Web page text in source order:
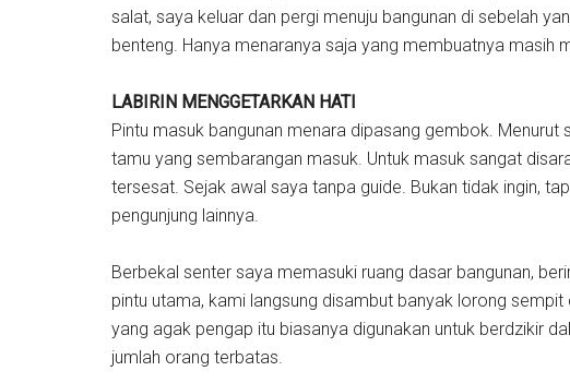
salat, saya keluar dan pergi menuju bangunan di sebelah
benteng. Hanya menaranya saja yang membuatnya masih
LABIRIN MENGGETARKAN HATI
Pintu masuk bangunan menara dipasang gembok.
tamu yang sembarangan masuk. Untuk masuk sangat
tersesat. Sejak awal saya tanpa guide. Bukan tidak ingin,
pengunjung lainnya.
Berbekal senter saya memasuki ruang dasar bangunan,
pintu utama, kami langsung disambut banyak lorong
yang agak pengap itu biasanya digunakan untuk berdzikir
jumlah orang terbatas.